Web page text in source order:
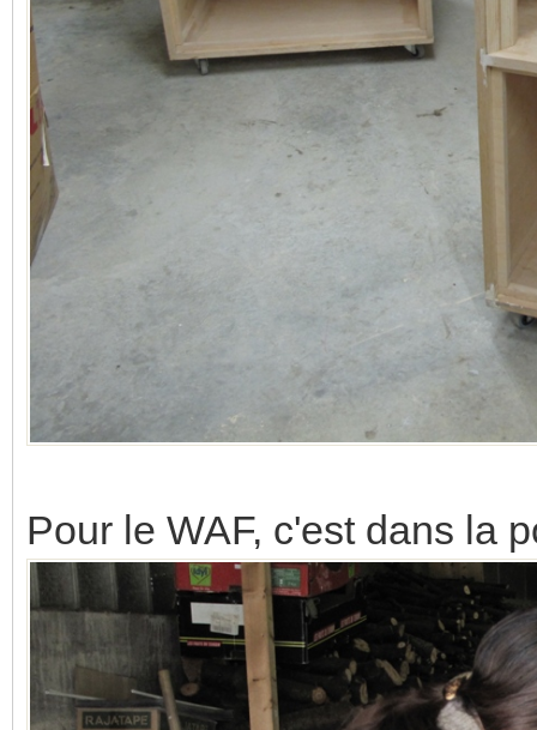
Pour le WAF, c'est dans la